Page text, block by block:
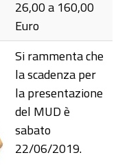
26,00 a 160,00
Euro
Si rammenta che
la scadenza per
la presentazione
del MUD è
sabato
22/06/2019.